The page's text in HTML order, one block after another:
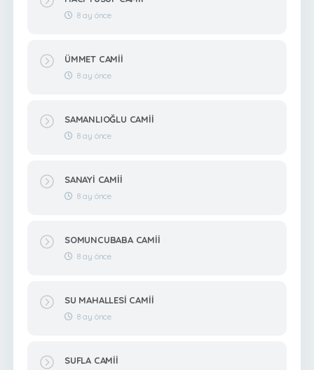
8 ay önce
ÜMMET CAMİİ
8 ay önce
SAMANLIOĞLU CAMİİ
8 ay önce
SANAYİ CAMİİ
8 ay önce
SOMUNCUBABA CAMİİ
8 ay önce
SU MAHALLESİ CAMİİ
8 ay önce
SUFLA CAMİİ